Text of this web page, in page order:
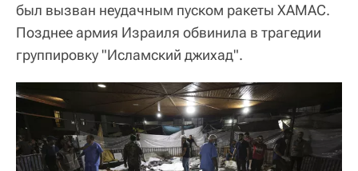
был вызван неудачным пуском ракеты ХАМАС.
Позднее армия Израиля обвинила в трагедии
группировку "Исламский джихад".